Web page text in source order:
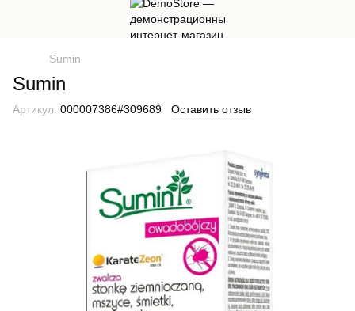
Sumin
Sumin
Артикул: 000007386#309689 Оставить отзыв